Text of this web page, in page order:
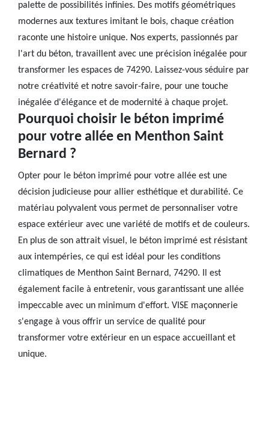
palette de possibilités infinies. Des motifs géométriques
modernes aux textures imitant le bois, chaque création
raconte une histoire unique. Nos experts, passionnés par
l'art du béton, travaillent avec une précision inégalée pour
transformer les espaces de 74290. Laissez-vous séduire par
notre créativité et notre savoir-faire, pour une touche
inégalée d'élégance et de modernité à chaque projet.
Pourquoi choisir le béton imprimé
pour votre allée en Menthon Saint
Bernard ?
Opter pour le béton imprimé pour votre allée est une
décision judicieuse pour allier esthétique et durabilité. Ce
matériau polyvalent vous permet de personnaliser votre
espace extérieur avec une variété de motifs et de couleurs.
En plus de son attrait visuel, le béton imprimé est résistant
aux intempéries, ce qui est idéal pour les conditions
climatiques de Menthon Saint Bernard, 74290. Il est
également facile à entretenir, vous garantissant une allée
impeccable avec un minimum d'effort. VISE maçonnerie
s'engage à vous offrir un service de qualité pour
transformer votre extérieur en un espace accueillant et
unique.